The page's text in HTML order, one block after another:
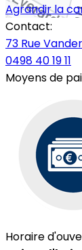
Agrandir la
Contact:
73 Rue
0498 40 19 11
Moyens de
Horaire